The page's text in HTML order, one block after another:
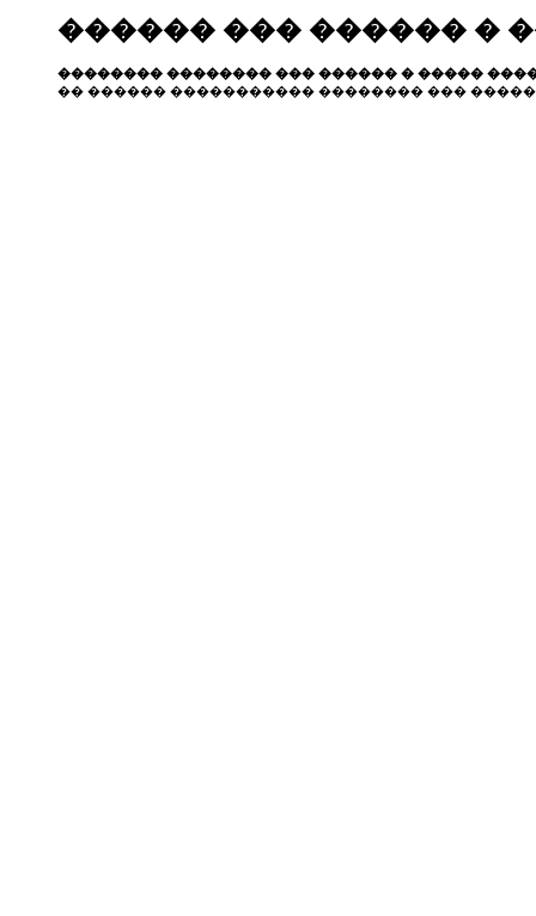
������ ��� ������ �
�������� �������� ��� ������ � �����
�� ������ ����������� �������� ���